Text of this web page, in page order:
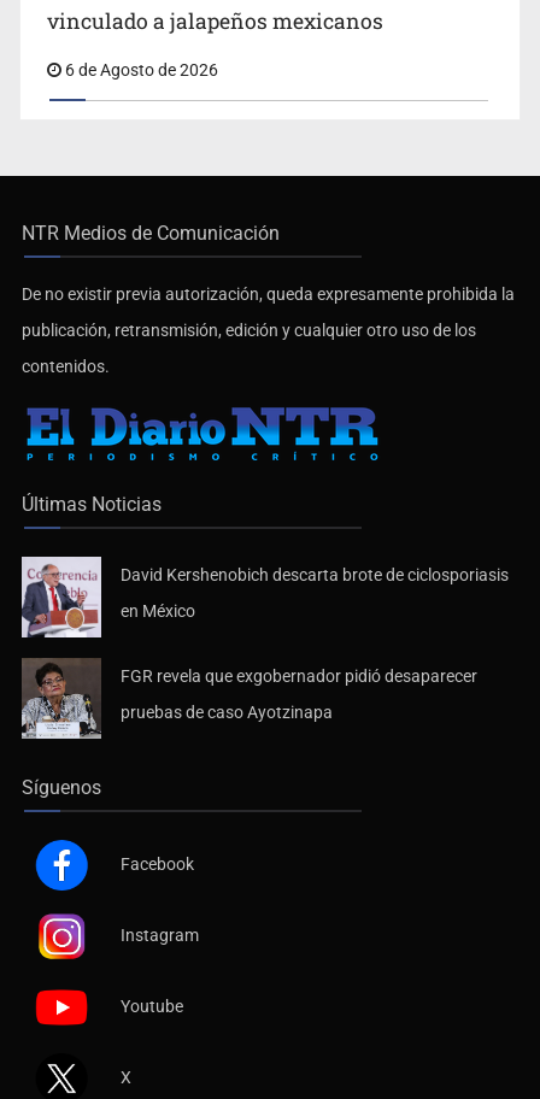
vinculado a jalapeños mexicanos
6 de Agosto de 2026
NTR Medios de Comunicación
De no existir previa autorización, queda expresamente prohibida la
publicación, retransmisión, edición y cualquier otro uso de los
contenidos.
Últimas Noticias
David Kershenobich descarta brote de ciclosporiasis
en México
FGR revela que exgobernador pidió desaparecer
pruebas de caso Ayotzinapa
Síguenos
Facebook
Instagram
Youtube
X